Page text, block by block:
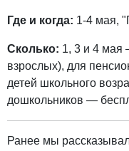
Где и когда: 1-4 мая,
Сколько: 1, 3 и 4 мая
взрослых), для
детей школьного
дошкольников —
Ранее мы